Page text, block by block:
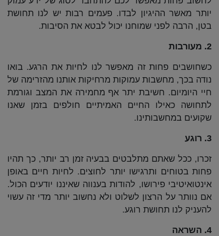
יותר מאשר ההיגיון לבדו. פעמים רבות יש לנו תחושת
בטן, הרבה לפני שמוחנו יכול לבטא את הסיבות.
2. מעורבות
כשחושבים פחות זה מאפשר לנו לחיות את הרגע. בואו
נודה בכך, מחשבות עמוקות מרחיקות אותנו מהזרימה של
חיי היומיום. חשיבת יתר אף מחמירה את המצב וגורמת
לתחושה כאילו החיים האמיתיים חולפים בזמן שאנו
שקועים במחשבותינו.
3. רוגע
זכרו, ככל שאתם מתלבטים בבעיה זמן רב יותר, כך תהיו
פחות בטוחים ותרגישו יותר לחוצים. לחיות חיים באופן
אינטואיטיבי פירושו, להודות בענווה שאיננו יודעים הכול.
אם נוותר על הרצון לשלוט ולא נחשוב יותר מדי זה עשוי
להעניק לנו תחושת רוגע.
4. השראה